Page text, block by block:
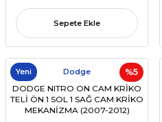
Sepete Ekle
%5
Yeni Dodge
DODGE NITRO ON CAM KRİKO
TELİ ÖN 1 SOL 1 SAĞ CAM KRİKO
MEKANİZMA (2007-2012)